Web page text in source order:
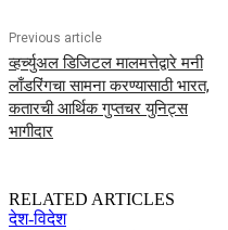
Previous article
व्हर्च्युअल डिजिटल मालमत्तेद्वारे मनी
लाँडरिंगचा सामना करण्यासाठी भारत,
कतारची आर्थिक गुप्तचर युनिट्स
भागीदार
RELATED ARTICLES
देश-विदेश